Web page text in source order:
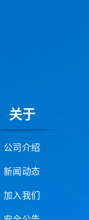
关于
公司介绍
新闻动态
加入我们